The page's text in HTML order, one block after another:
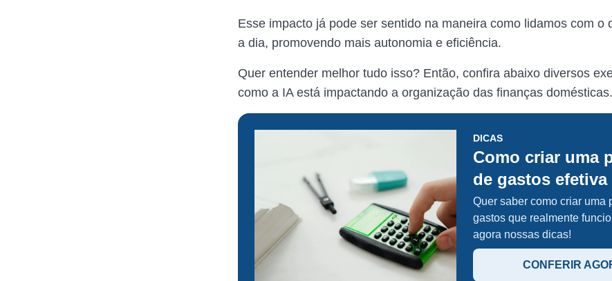
Esse impacto já pode ser sentido na maneira como lidamos com o
a dia, promovendo mais autonomia e eficiência.
Quer entender melhor tudo isso? Então, confira abaixo diversos
como a IA está impactando a organização das finanças domésticas.
DICAS
Como criar uma
de gastos efetiva
Quer saber como criar uma
gastos que realmente
agora nossas dicas!
CONFERIR